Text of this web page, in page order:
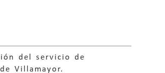
del servicio de
Villamayor.